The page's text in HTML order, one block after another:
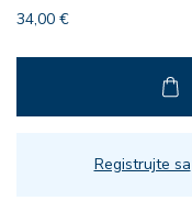
34,00 €
Registrujte sa